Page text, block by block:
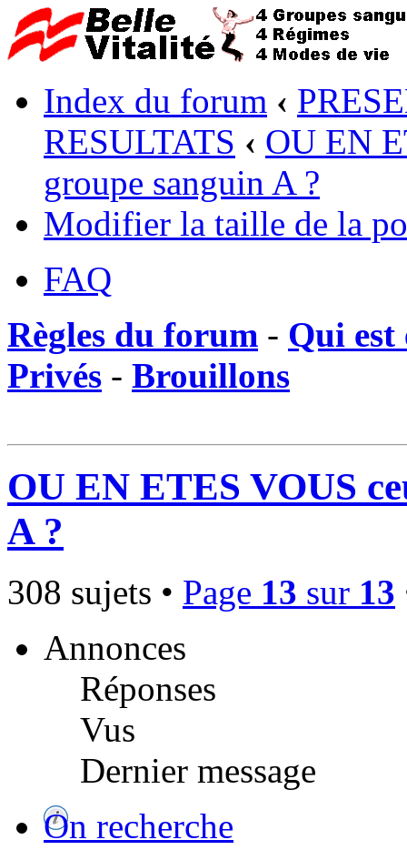
Index du forum ‹
RESULTATS ‹ OU EN
groupe sanguin A ?
Modifier la taille de la
FAQ
Règles du forum - Qui est
Privés - Brouillons
OU EN ETES VOUS
A ?
308 sujets • Page 13 sur 13
Annonces
Réponses
Vus
Dernier message
On recherche